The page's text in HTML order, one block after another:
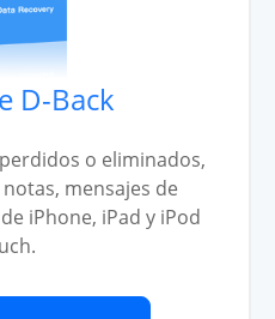
D-Back
o eliminados,
mensajes de
iPhone, iPad y iPod